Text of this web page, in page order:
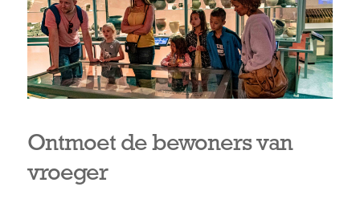
Ontmoet de bewoners van
vroeger